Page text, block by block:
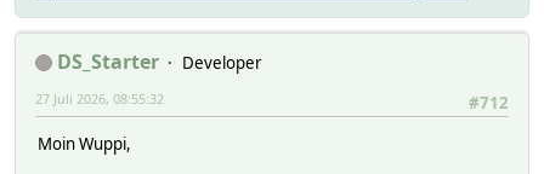
DS_Starter
Developer
#712
27 Juli 2026, 08:55:32
Moin Wuppi,